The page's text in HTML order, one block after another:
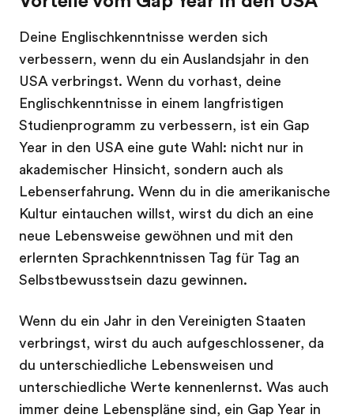
Deine Englischkenntnisse werden sich
verbessern, wenn du ein Auslandsjahr in den
USA verbringst. Wenn du vorhast, deine
Englischkenntnisse in einem langfristigen
Studienprogramm zu verbessern, ist ein Gap
Year in den USA eine gute Wahl: nicht nur in
akademischer Hinsicht, sondern auch als
Lebenserfahrung. Wenn du in die amerikanische
Kultur eintauchen willst, wirst du dich an eine
neue Lebensweise gewöhnen und mit den
erlernten Sprachkenntnissen Tag für Tag an
Selbstbewusstsein dazu gewinnen.
Wenn du ein Jahr in den Vereinigten Staaten
verbringst, wirst du auch aufgeschlossener, da
du unterschiedliche Lebensweisen und
unterschiedliche Werte kennenlernst. Was auch
immer deine Lebenspläne sind, ein Gap Year in